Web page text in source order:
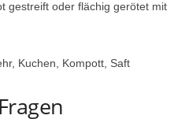
gestreift oder flächig gerötet mit
Kuchen, Kompott, Saft